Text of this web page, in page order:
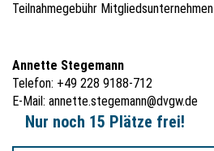
Teilnahmegebühr Mitgliedsunternehmen
Annette Stegemann
Telefon: +49 228 9188-712
E-Mail: annette.stegemann@dvgw.de
Nur noch 15 Plätze frei!